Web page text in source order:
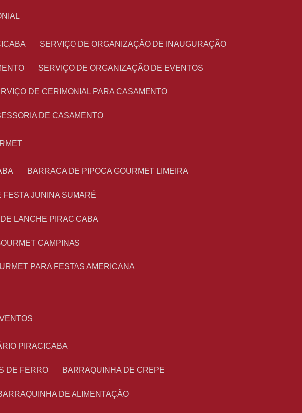
SERVIÇO DE ORGANIZAÇÃO DE INAUGURAÇÃO
SERVIÇO DE ORGANIZAÇÃO DE EVENTOS
DE CERIMONIAL PARA CASAMENTO
DE CASAMENTO
BARRACA DE PIPOCA GOURMET LIMEIRA
FESTA JUNINA SUMARÉ
DE LANCHE PIRACICABA
CAMPINAS
PARA FESTAS AMERICANA
PIRACICABA
DE FERRO BARRAQUINHA DE CREPE
BARRAQUINHA DE ALIMENTAÇÃO